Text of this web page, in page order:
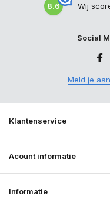
8.6 Wij
Social
Meld je
Klantenservice
Acount informatie
Informatie